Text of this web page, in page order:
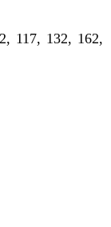
117, 132, 162,